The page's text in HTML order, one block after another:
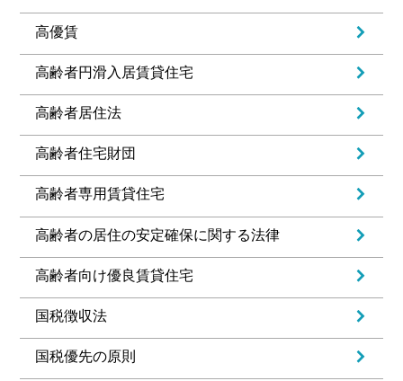
高優賃
高齢者円滑入居賃貸住宅
高齢者居住法
高齢者住宅財団
高齢者専用賃貸住宅
高齢者の居住の安定確保に関する法律
高齢者向け優良賃貸住宅
国税徴収法
国税優先の原則